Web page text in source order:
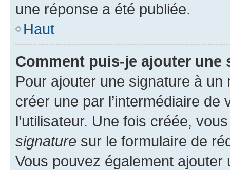
une réponse a été publiée.
Haut
Comment puis-je ajouter une
Pour ajouter une signature à un
créer une par l’intermédiaire
l’utilisateur. Une fois créée,
signature sur le formulaire de
Vous pouvez également